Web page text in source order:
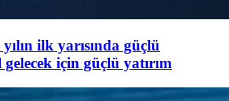
ilk yarısında güçlü
için güçlü yatırım